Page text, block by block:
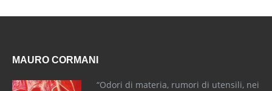
MAURO CORMANI
“Odori di materia, rumori di utensili, nei